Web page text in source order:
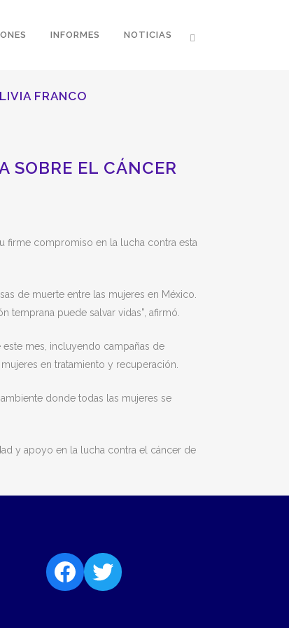
INFORMES NOTICIAS
FRANCO
SOBRE EL CÁNCER
firme compromiso en la lucha contra esta
de muerte entre las mujeres en México.
puede salvar vidas”, afirmó.
este mes, incluyendo campañas de
en tratamiento y recuperación.
donde todas las mujeres se
y apoyo en la lucha contra el cáncer de